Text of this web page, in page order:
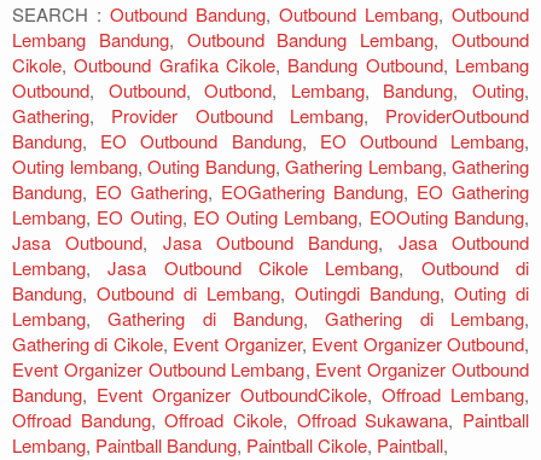
SEARCH : Outbound Bandung, Outbound Lembang, Outbound
Lembang Bandung, Outbound Bandung Lembang,Outbound
Cikole,Outbound Grafika Cikole, Bandung Outbound, Lembang
Outbound, Outbound,Outbond, Lembang, Bandung,Outing,
Gathering, Provider Outbound Lembang, ProviderOutbound
Bandung, EO Outbound Bandung, EO Outbound Lembang,
Outing lembang, Outing Bandung, Gathering Lembang, Gathering
Bandung, EO Gathering, EOGathering Bandung, EO Gathering
Lembang, EO Outing, EO Outing Lembang, EOOuting Bandung,
Jasa Outbound, Jasa Outbound Bandung, Jasa Outbound
Lembang,Jasa Outbound Cikole Lembang, Outbound di
Bandung, Outbound di Lembang, Outingdi Bandung, Outing di
Lembang,Gathering di Bandung,Gathering di Lembang,
Gathering di Cikole, Event Organizer, Event Organizer Outbound,
Event Organizer Outbound Lembang, Event Organizer Outbound
Bandung, Event Organizer OutboundCikole, Offroad Lembang,
Offroad Bandung,Offroad Cikole, Offroad Sukawana, Paintball
Lembang, Paintball Bandung, Paintball Cikole, Paintball,